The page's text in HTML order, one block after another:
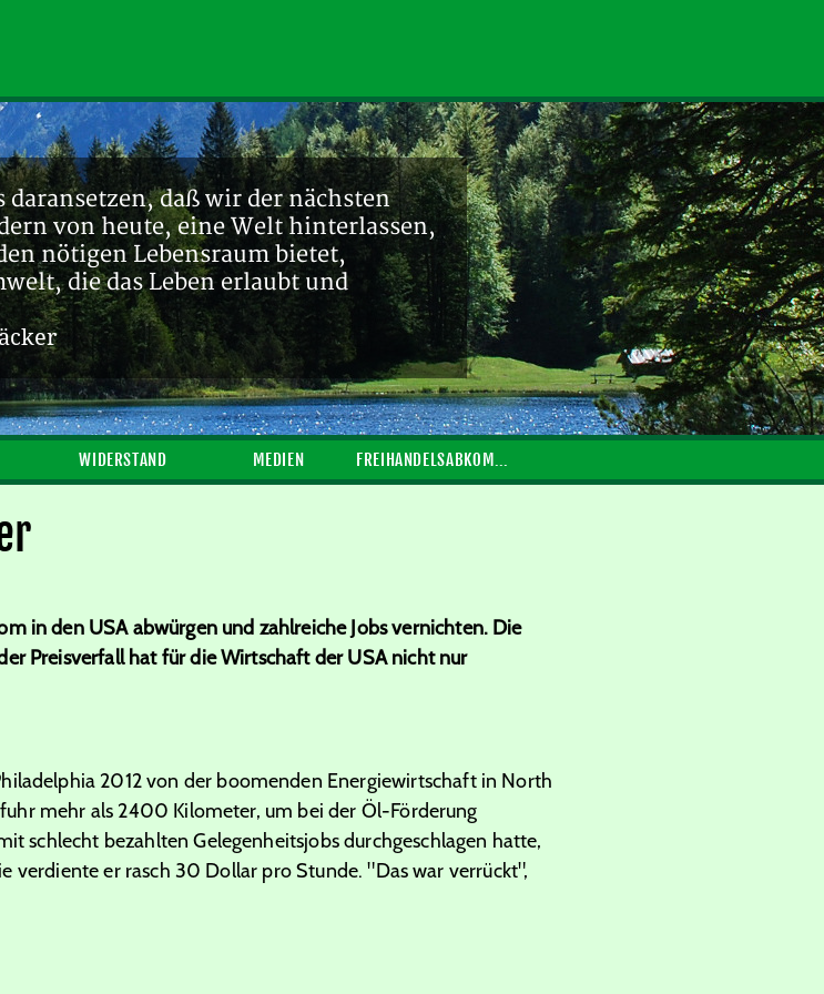
daransetzen, daß wir der nächsten
von heute, eine Welt hinterlassen,
nötigen Lebensraum bietet,
die das Leben erlaubt und
WIDERSTAND MEDIEN FREIHANDELSABKOMMEN
in den USA abwürgen und zahlreiche Jobs vernichten. Die
Preisverfall hat für die Wirtschaft der USA nicht nur
2012 von der boomenden Energiewirtschaft in North
mehr als 2400 Kilometer, um bei der Öl-Förderung
schlecht bezahlten Gelegenheitsjobs durchgeschlagen hatte,
er rasch 30 Dollar pro Stunde. "Das war verrückt",